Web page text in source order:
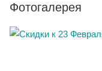
Фотогалерея